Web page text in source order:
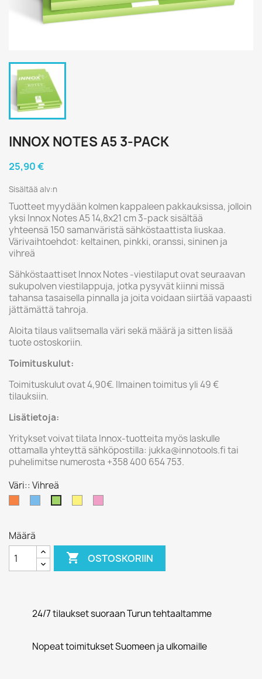
INNOX NOTES A5 3-PACK
25,90 €
Sisältää alv:n
Tuotteet myydään kolmen kappaleen pakkauksissa, jolloin
yksi Innox Notes A5 14,8x21 cm 3-pack sisältää
yhteensä 150 samanväristä sähköstaattista liuskaa.
Värivaihtoehdot: keltainen, pinkki, oranssi, sininen ja
vihreä
Sähköstaattiset Innox Notes -viestilaput ovat seuraavan
sukupolven viestilappuja, jotka pysyvät kiinni missä
tahansa tasaisella pinnalla ja joita voidaan siirtää vapaasti
jättämättä tahroja.
Aloita tilaus valitsemalla väri sekä määrä ja sitten lisää
tuote ostoskoriin.
Toimituskulut:
Toimituskulut ovat 4,90€. Ilmainen toimitus yli 49 €
tilauksiin.
Lisätietoja:
Yritykset voivat tilata Innox-tuotteita myös laskulle
ottamalla yhteyttä sähköpostilla: jukka@innotools.fi tai
puhelimitse numerosta +358 400 654 753.
Väri:: Vihreä
Määrä
 OSTOSKORIIN
24/7 tilaukset suoraan Turun tehtaaltamme
Nopeat toimitukset Suomeen ja ulkomaille